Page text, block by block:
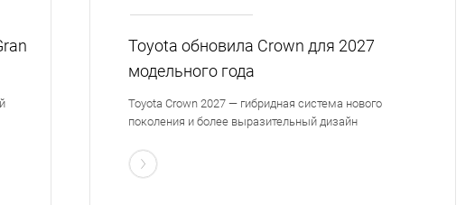
Toyota обновила Crown для 2027
модельного года
Toyota Crown 2027 — гибридная система нового
поколения и более выразительный дизайн